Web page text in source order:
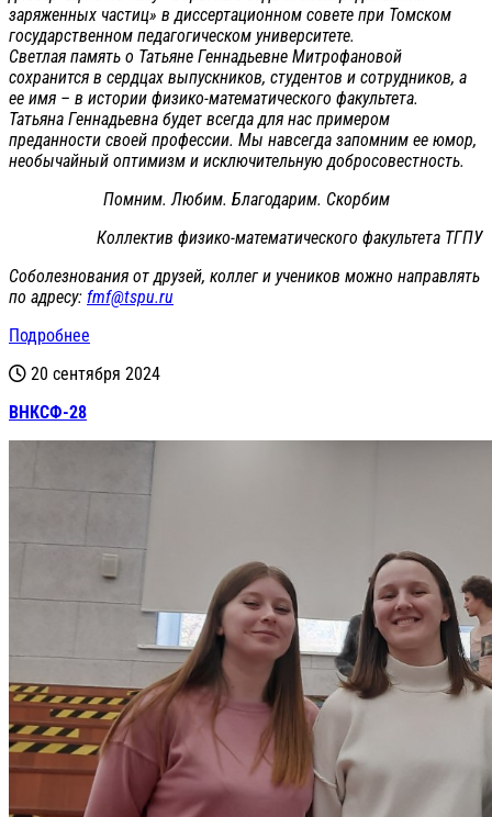
заряженных частиц» в диссертационном совете при Томском
государственном педагогическом университете.
Светлая память о Татьяне Геннадьевне Митрофановой
сохранится в сердцах выпускников, студентов и сотрудников, а
ее имя – в истории физико-математического факультета.
Татьяна Геннадьевна будет всегда для нас примером
преданности своей профессии. Мы навсегда запомним ее юмор,
необычайный оптимизм и исключительную добросовестность.
Помним. Любим. Благодарим. Скорбим
Коллектив физико-математического факультета ТГПУ
Соболезнования от друзей, коллег и учеников можно направлять
по адресу: fmf@tspu.ru
Подробнее
20 сентября 2024
ВНКСФ-28